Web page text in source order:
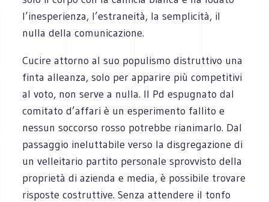
l’inesperienza, l’estraneità, la semplicità, il
nulla della comunicazione.
Cucire attorno al suo populismo distruttivo una
finta alleanza, solo per apparire più competitivi
al voto, non serve a nulla. Il Pd espugnato dal
comitato d’affari è un esperimento fallito e
nessun soccorso rosso potrebbe rianimarlo. Dal
passaggio ineluttabile verso la disgregazione di
un velleitario partito personale sprovvisto della
proprietà di azienda e media, è possibile trovare
risposte costruttive. Senza attendere il tonfo